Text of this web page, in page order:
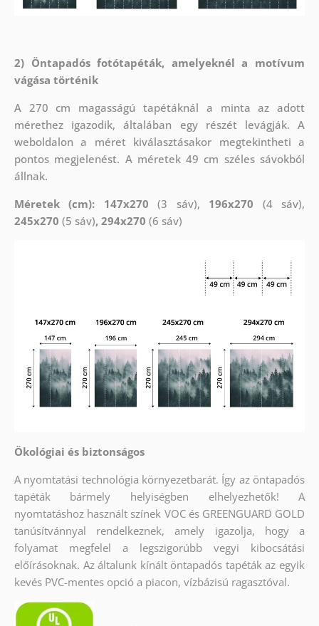
2) Öntapadós fotótapéták, amelyeknél a motívum
vágása történik
A 270 cm magasságú tapétáknál a minta az adott
mérethez igazodik, általában egy részét levágják. A
weboldalon a méret kiválasztásakor megtekintheti a
pontos megjelenést. A méretek 49 cm széles sávokból
állnak.
Méretek (cm): 147x270 (3 sáv), 196x270 (4 sáv),
245x270 (5 sáv), 294x270 (6 sáv)
Ökológiai és biztonságos
A nyomtatási technológia környezetbarát. Így az öntapadós
tapéták bármely helyiségben elhelyezhetők! A
nyomtatáshoz használt színek VOC és GREENGUARD GOLD
tanúsítvánnyal rendelkeznek, amely igazolja, hogy a
folyamat megfelel a legszigorúbb vegyi kibocsátási
előírásoknak. Az általunk kínált öntapadós tapéták az egyik
kevés PVC-mentes opció a piacon, vízbázisú ragasztóval.